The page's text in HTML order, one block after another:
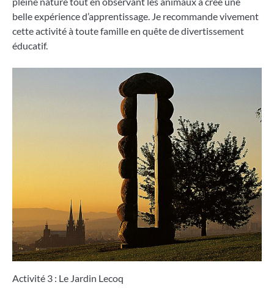
belle expérience d’apprentissage. Je recommande vivement
cette activité à toute famille en quête de divertissement
éducatif.
Activité 3 : Le Jardin Lecoq